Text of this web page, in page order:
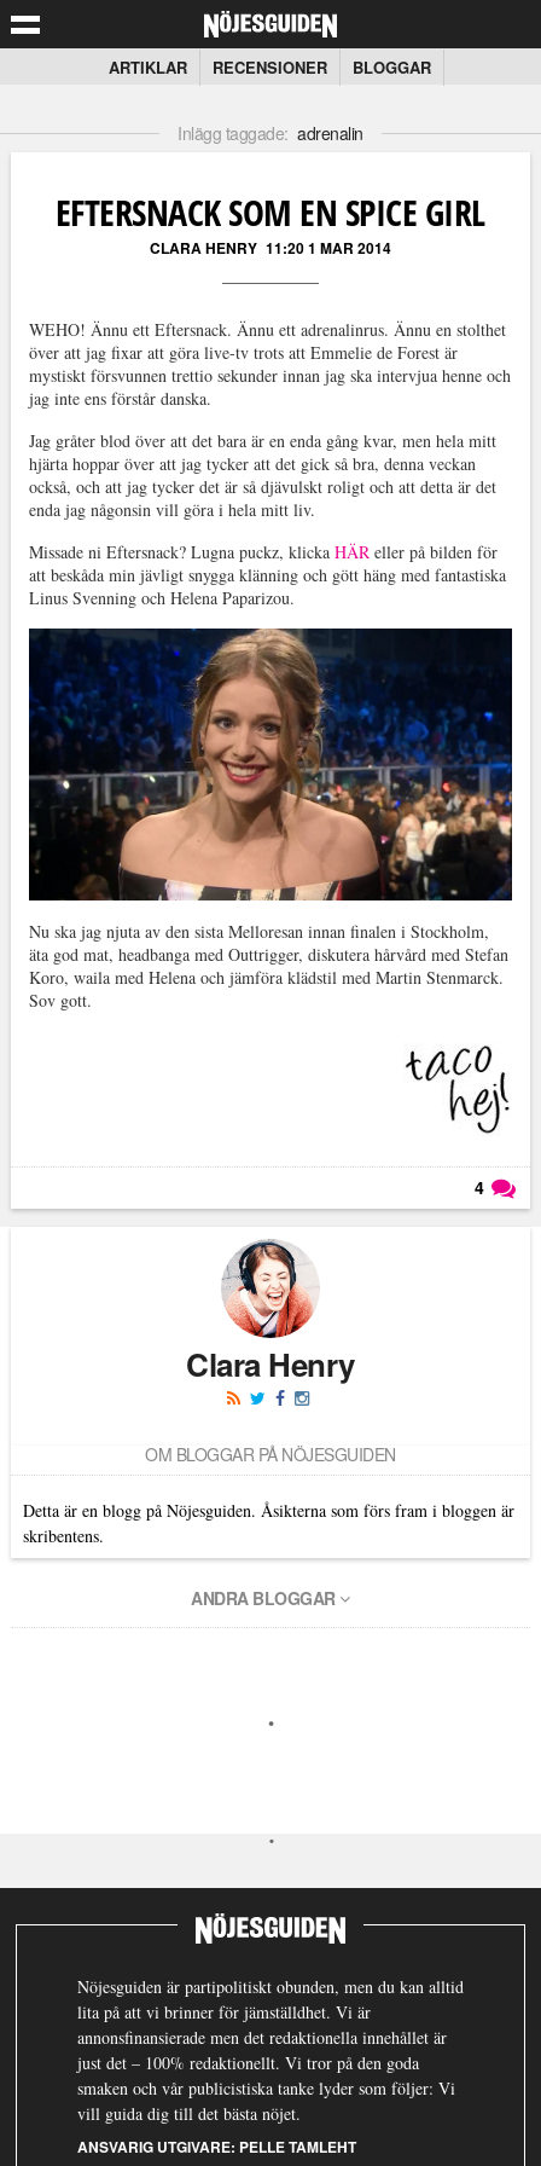
ARTIKLAR RECENSIONER BLOGGAR
Inlägg taggade: adrenalin
EFTERSNACK SOM EN SPICE GIRL
CLARA HENRY 11:20 1 MAR 2014
WEHO! Ännu ett Eftersnack. Ännu ett adrenalinrus. Ännu en stolthet
över att jag fixar att göra live-tv trots att Emmelie de Forest är
mystiskt försvunnen trettio sekunder innan jag ska intervjua henne och
jag inte ens förstår danska.
Jag gråter blod över att det bara är en enda gång kvar, men hela mitt
hjärta hoppar över att jag tycker att det gick så bra, denna veckan
också, och att jag tycker det är så djävulskt roligt och att detta är det
enda jag någonsin vill göra i hela mitt liv.
Missade ni Eftersnack? Lugna puckz, klicka HÄReller på bilden för
att beskåda min jävligt snygga klänning och gött häng med fantastiska
Linus Svenning och Helena Paparizou.
Nu ska jag njuta av den sista Melloresan innan finalen i Stockholm,
äta god mat, headbanga med Outtrigger, diskutera hårvård med Stefan
Koro, waila med Helena och jämföra klädstil med Martin Stenmarck.
Sov gott.
4
Clara Henry
OM BLOGGAR PÅ NÖJESGUIDEN
Detta är en blogg på Nöjesguiden. Åsikterna som förs fram i bloggen är
skribentens.
ANDRA BLOGGAR
Nöjesguiden är partipolitiskt obunden, men du kan alltid
lita på att vi brinner för jämställdhet. Vi är
annonsfinansierade men det redaktionella innehållet är
just det – 100% redaktionellt. Vi tror på den goda
smaken och vår publicistiska tanke lyder som följer: Vi
vill guida dig till det bästa nöjet.
ANSVARIG UTGIVARE: PELLE TAMLEHT